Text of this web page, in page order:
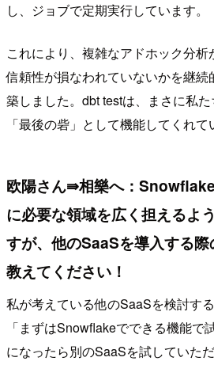
し、ジョブで定期実行しています。
これにより、複雑なアドホック分
信頼性が損なわれていないかを継
築しました。dbt testは、まさに私
「最後の砦」として機能してくれて
欧陽さん⇛相樂へ：
に必要な領域を広く担えるよ
すが、他のSaaSを導入する
教えてください！
私が考えている他のSaaSを検討す
「まずはSnowflakeでできる機能で
になったら別のSaaSを試していた